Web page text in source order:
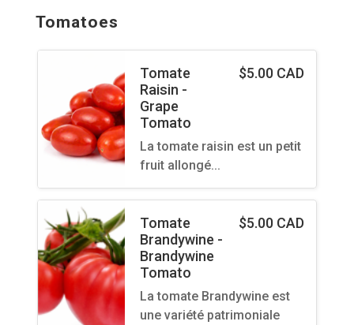
Tomatoes
Tomate
Raisin -
Grape
Tomato
$5.00 CAD
La tomate raisin est un petit
fruit allongé…
Tomate
Brandywine -
Brandywine
Tomato
$5.00 CAD
La tomate Brandywine est
une variété patrimoniale